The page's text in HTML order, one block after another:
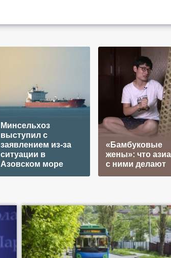
Минсельхоз
выступил с
заявлением из-за
ситуации в
Азовском море
«Бамбуковые
жены»: что
с ними делают